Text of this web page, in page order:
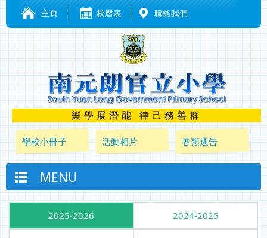
主頁 校曆表 聯絡我們
樂學展潛能 律己務善群
學校小冊子 活動相片 各類通告
MENU
2025-2026 2024-2025